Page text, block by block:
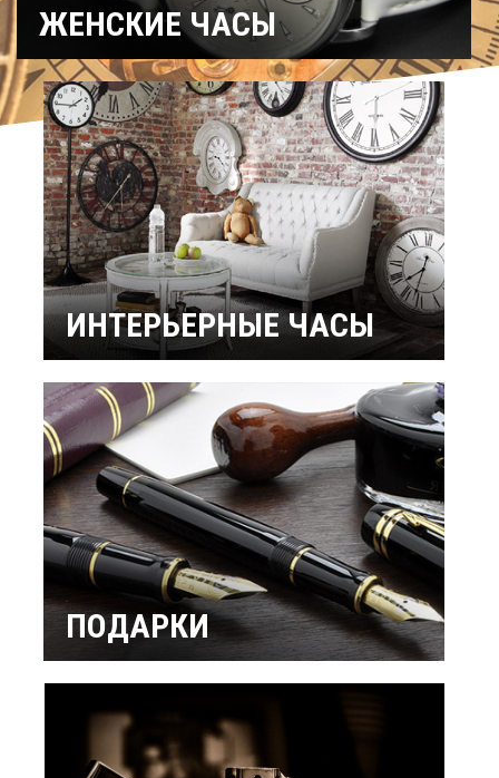
ЖЕНСКИЕ ЧАСЫ
Спортивные Керамические
Механические
На ремешке
С
бриллиантами
Титановые
Хронографы
ИНТЕРЬЕРНЫЕ ЧАСЫ
Будильники
Бренды
ПОДАРКИ
Повод / Событие
Зодиака